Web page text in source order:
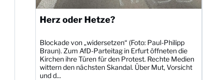
Herz oder Hetze?
Blockade von „widersetzen“ (Foto: Paul-Philipp
Braun). Zum AfD-Parteitag in Erfurt öffneten die
Kirchen ihre Türen für den Protest. Rechte Medien
wittern den nächsten Skandal. Über Mut, Vorsicht
und d...